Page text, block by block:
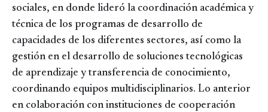
sociales, en donde lideró la coordinación académica y
técnica de los programas de desarrollo de
capacidades de los diferentes sectores, así como la
gestión en el desarrollo de soluciones tecnológicas
de aprendizaje y transferencia de conocimiento,
coordinando equipos multidisciplinarios. Lo anterior
en colaboración con instituciones de cooperación